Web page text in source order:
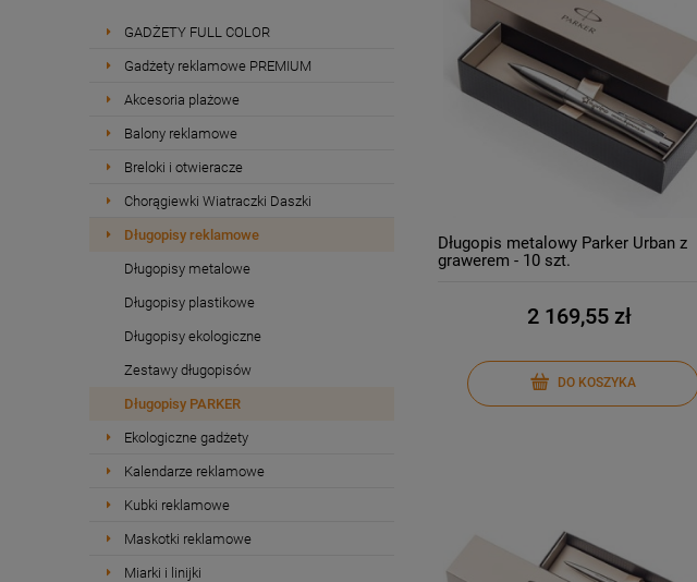
GADŻETY FULL COLOR
Gadżety reklamowe PREMIUM
Akcesoria plażowe
Balony reklamowe
Breloki i otwieracze
Chorągiewki Wiatraczki Daszki
Długopisy reklamowe
Długopisy metalowe
Długopisy plastikowe
Długopisy ekologiczne
Zestawy długopisów
Długopisy PARKER
Ekologiczne gadżety
Kalendarze reklamowe
Kubki reklamowe
Maskotki reklamowe
Miarki i linijki
Długopis metalowy Parker Urban z
grawerem - 10 szt.
2 169,55 zł
DO KOSZYKA